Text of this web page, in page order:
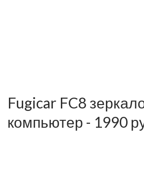
Fugicar FC8
компьютер - 1990